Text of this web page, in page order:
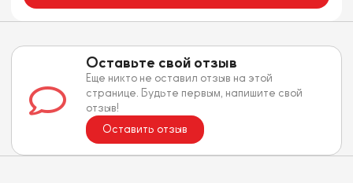
Оставьте свой отзыв
Еще никто не оставил отзыв на этой
странице. Будьте первым, напишите свой
отзыв!
Оставить отзыв